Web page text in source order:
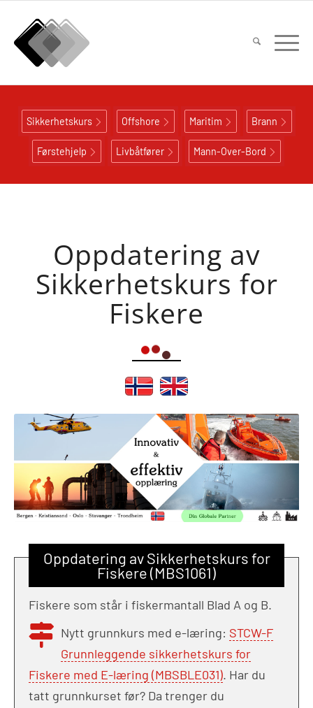
Sikkerhetskurs Offshore Maritim Brann
Førstehjelp Livbåtfører Mann-Over-Bord
Oppdatering av
Sikkerhetskurs for
Fiskere
Oppdatering av Sikkerhetskurs for
Fiskere (MBS1061)
Fiskere som står i fiskermantall Blad A og B.
Nytt grunnkurs med e-læring: STCW-F
Grunnleggende sikkerhetskurs for
Fiskere med E-læring (MBSBLE031). Har du
tatt grunnkurset før? Da trenger du